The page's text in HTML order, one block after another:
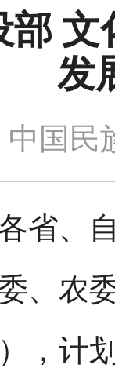
发
中国民
、自
委、农
），计